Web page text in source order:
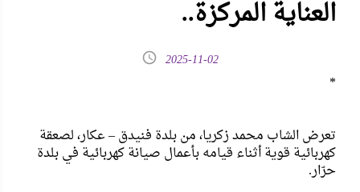
العناية المركزة..
2025-11-02
*
تعرض الشاب محمد زكريا، من بلدة فنيدق – عكار، لصعقة
كهربائية قوية أثناء قيامه بأعمال صيانة كهربائية في بلدة
حرّار.